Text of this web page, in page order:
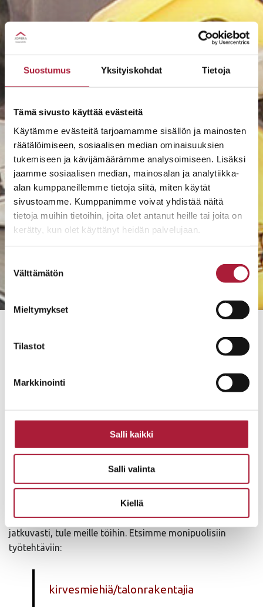
Suostumus Yksityiskohdat Tietoja
Tämä sivusto käyttää evästeitä
Käytämme evästeitä tarjoamamme sisällön ja mainosten
räätälöimiseen, sosiaalisen median ominaisuuksien
tukemiseen ja kävijämäärämme analysoimiseen. Lisäksi
jaamme sosiaalisen median, mainosalan ja analytiikka-
alan kumppaneillemme tietoja siitä, miten käytät
sivustoamme. Kumppanimme voivat yhdistää näitä
tietoja muihin tietoihin, joita olet antanut heille tai joita on
kerätty, kun olet käyttänyt heidän palvelujaan.
valinta
Välttämätön
Mieltymykset
Tilastot
Markkinointi
Salli kaikki
Salli valinta
Kiellä
JOUKKOOMME
rakentamisessa edelläkävijä.Se on rakentanut koteja
jo vuodesta 1993. Tänäkin vuonna valmistuu koteja rivi-
Pirkanmaalle. Loma-asuntoja rakennamme Syötteelle.
Ammattitaitoiset ja palvelevan työasenteen omaavat
työntekijät ovat laadukkaan rakentamisemme ja
menestymisen perusta. Koska toimintamme laajenee
jatkuvasti, tule meille töihin. Etsimme monipuolisiin
työtehtäviin:
kirvesmiehiä/talonrakentajia